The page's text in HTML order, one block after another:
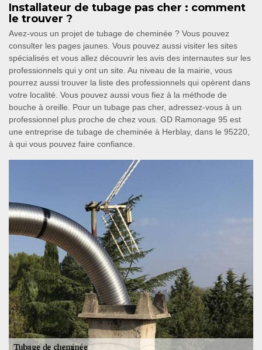
Installateur de tubage pas cher : comment
le trouver ?
Avez-vous un projet de tubage de cheminée ? Vous pouvez
consulter les pages jaunes. Vous pouvez aussi visiter les sites
spécialisés et vous allez découvrir les avis des internautes sur les
professionnels qui y ont un site. Au niveau de la mairie, vous
pourrez aussi trouver la liste des professionnels qui opèrent dans
votre localité. Vous pouvez aussi vous fiez à la méthode de
bouche à oreille. Pour un tubage pas cher, adressez-vous à un
professionnel plus proche de chez vous. GD Ramonage 95 est
une entreprise de tubage de cheminée à Herblay, dans le 95220,
à qui vous pouvez faire confiance.